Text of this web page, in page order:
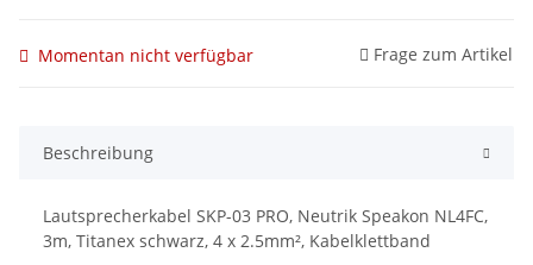
Momentan nicht verfügbar Frage zum Artikel
Beschreibung
Lautsprecherkabel SKP-03 PRO, Neutrik Speakon NL4FC,
3m, Titanex schwarz, 4 x 2.5mm², Kabelklettband